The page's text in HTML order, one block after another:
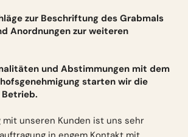
zur Beschriftung des Grabmals
Anordnungen zur weiteren
und Abstimmungen mit dem
starten wir die
Betrieb.
unseren Kunden ist uns sehr